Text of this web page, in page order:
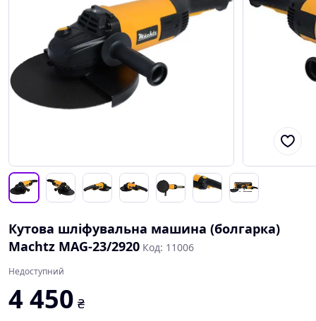
Кутова шліфувальна машина (болгарка)
Machtz MAG-23/2920 Код: 11006
Недоступний
4 450 ₴